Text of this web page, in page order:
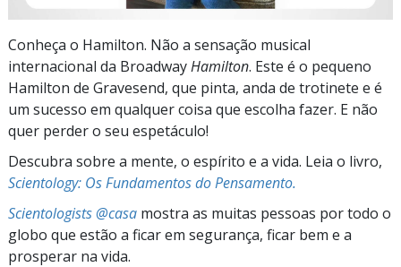
Conheça o Hamilton. Não a sensação musical
internacional da BroadwayHamilton. Este é o pequeno
Hamilton de Gravesend, que pinta, anda de trotinete e é
um sucesso em qualquer coisa que escolha fazer. E não
quer perder o seu espetáculo!
Descubra sobre a mente, o espírito e a vida. Leia o livro,
Scientology: Os Fundamentos do Pensamento.
Scientologists @casa mostra as muitas pessoas por todo o
globo que estão a ficar em segurança, ficar bem e a
prosperar na vida.